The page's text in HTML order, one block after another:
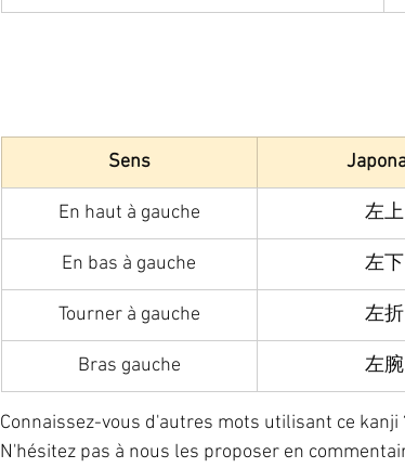
Sens
En haut à gauche 左上
En bas à gauche 左下
Tourner à gauche 左折
Bras gauche 左腕
Connaissez-vous d'autres mots utilisant ce kanji
N'hésitez pas à nous les proposer en